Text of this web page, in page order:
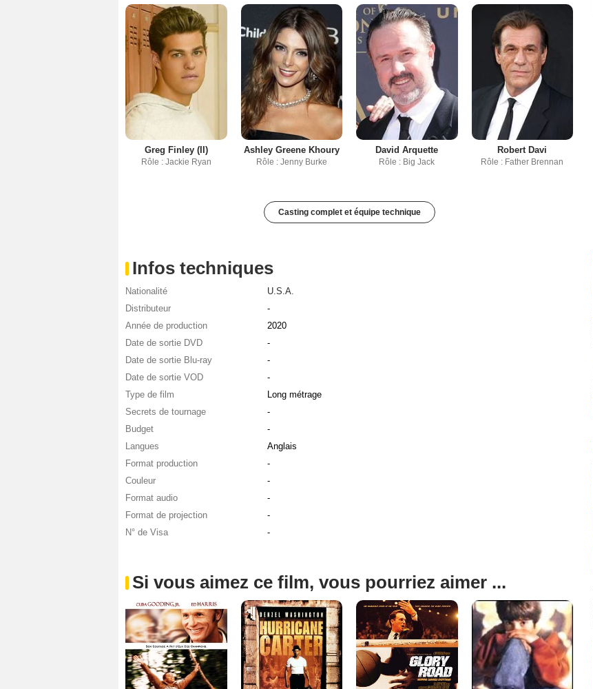
Greg Finley (II)
Rôle : Jackie Ryan
Ashley Greene Khoury
Rôle : Jenny Burke
David Arquette
Rôle : Big Jack
Robert Davi
Rôle : Father Brennan
Casting complet et équipe technique
Infos techniques
Nationalité
U.S.A.
Distributeur
-
Année de production
2020
Date de sortie DVD
-
Date de sortie Blu-ray
-
Date de sortie VOD
-
Type de film
Long métrage
Secrets de tournage
-
Budget
-
Langues
Anglais
Format production
-
Couleur
-
Format audio
-
Format de projection
-
N° de Visa
-
Si vous aimez ce film, vous pourriez aimer ...